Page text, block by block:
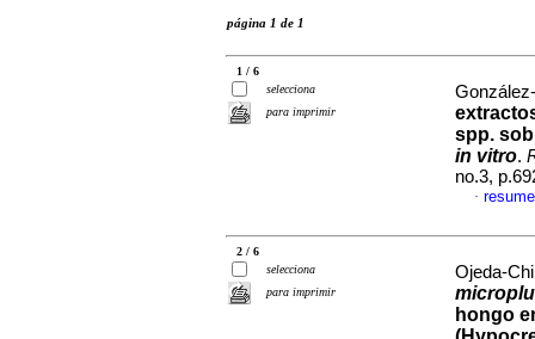
página 1 de 1
1 / 6
selecciona
para imprimir
spp.
in vitro.
no.3,
·
2 / 6
selecciona
para imprimir
Ojeda-
hongo